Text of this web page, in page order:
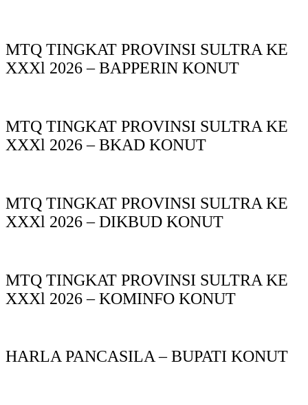
MTQ TINGKAT PROVINSI SULTRA KE
XXXl 2026 – BAPPERIN KONUT
MTQ TINGKAT PROVINSI SULTRA KE
XXXl 2026 – BKAD KONUT
MTQ TINGKAT PROVINSI SULTRA KE
XXXl 2026 – DIKBUD KONUT
MTQ TINGKAT PROVINSI SULTRA KE
XXXl 2026 – KOMINFO KONUT
HARLA PANCASILA – BUPATI KONUT